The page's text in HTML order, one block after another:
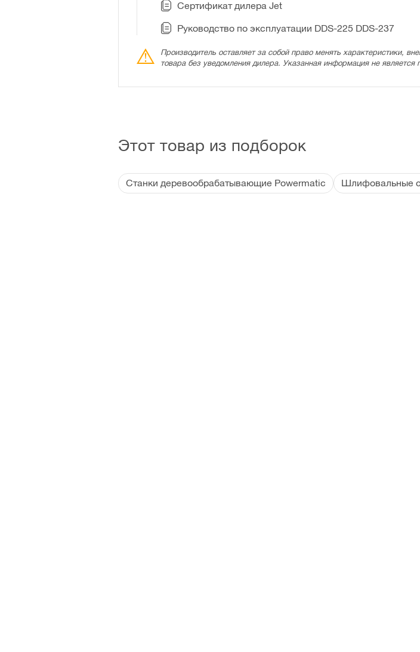
Сертификат дилера Jet
Руководство по эксплуатации DDS-225 DDS-237
Производитель оставляет за собой право менять характеристики,
товара без уведомления дилера. Указанная информация не является
Этот товар из подборок
Станки деревообрабатывающие Powermatic Шлифовальные